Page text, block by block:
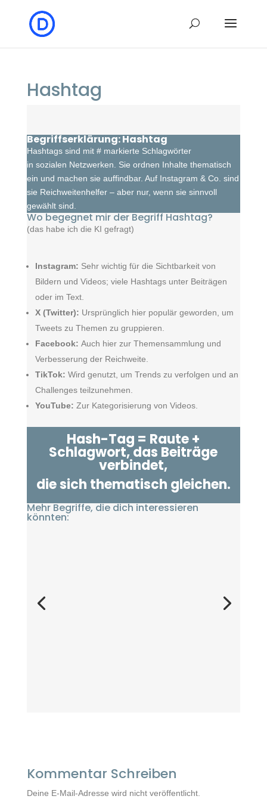
Hashtag
Begriffserklärung: Hashtag
Hashtags sind mit # markierte Schlagwörter
in sozialen Netzwerken. Sie ordnen Inhalte thematisch
ein und machen sie auffindbar. Auf Instagram & Co. sind
sie Reichweitenhelfer – aber nur, wenn sie sinnvoll
gewählt sind.
Wo begegnet mir der Begriff Hashtag?
(das habe ich die KI gefragt)
Instagram: Sehr wichtig für die Sichtbarkeit von
Bildern und Videos; viele Hashtags unter Beiträgen
oder im Text.
X (Twitter): Ursprünglich hier populär geworden, um
Tweets zu Themen zu gruppieren.
Facebook: Auch hier zur Themensammlung und
Verbesserung der Reichweite.
TikTok: Wird genutzt, um Trends zu verfolgen und an
Challenges teilzunehmen.
YouTube: Zur Kategorisierung von Videos.
Hash-Tag = Raute +
Schlagwort, das Beiträge
verbindet,
die sich thematisch gleichen.
Mehr Begriffe, die dich interessieren
könnten:
Kommentar Schreiben
Deine E-Mail-Adresse wird nicht veröffentlicht.